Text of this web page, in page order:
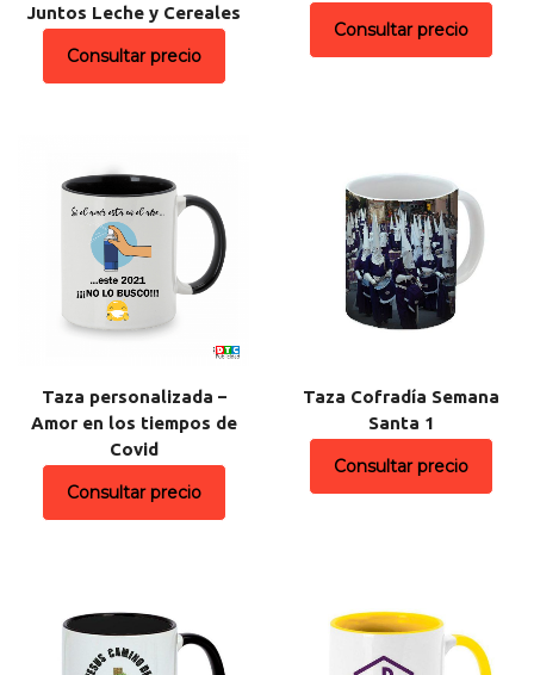
Juntos Leche y Cereales
Consultar precio
Consultar precio
Taza personalizada –
Amor en los tiempos de
Covid
Consultar precio
Taza Cofradía Semana
Santa 1
Consultar precio